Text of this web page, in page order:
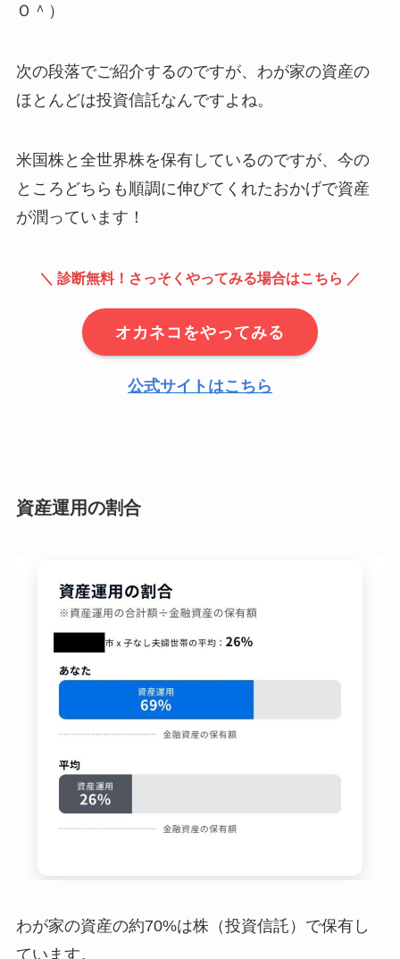
Ｏ＾）
次の段落でご紹介するのですが、わが家の資産の
ほとんどは投資信託なんですよね。
米国株と全世界株を保有しているのですが、今の
ところどちらも順調に伸びてくれたおかげで資産
が潤っています！
＼ 診断無料！さっそくやってみる場合はこちら ／
オカネコをやってみる
公式サイトはこちら
資産運用の割合
わが家の資産の約70%は株（投資信託）で保有し
ています。